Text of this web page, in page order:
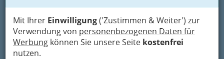
Mit Ihrer Einwilligung('Zustimmen & Weiter') zur
Verwendung von personenbezogenen Daten für
Werbung können Sie unsere Seite kostenfrei
nutzen.
+43 316 824 255 - 5